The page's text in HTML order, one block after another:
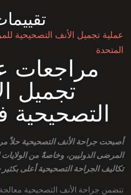
عملية تجميل الأنف التصحيحية
المتحدة
مراجعات
تجميل
التصحيحية
أصبحت جراحة الأنف التصحيحية حلاً
المرضى الدوليين، وخاصةً من
تكاليف الجراحة التصحيحية أعلى بكثير٠
تتضمن جراحة الأنف التصحيحية معالجة